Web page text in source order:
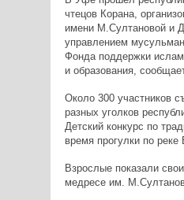
чтецов Корана,
имени М.Султановой и
управлением
Фонда поддержки
и образования,
Около 300 участников
разных уголков
Детский конкурс по
время прогулки по реке
Взрослые показали
медресе им.